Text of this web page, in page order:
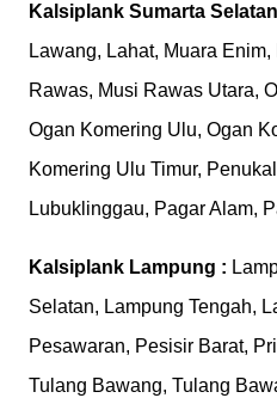
Kalsiplank Sumarta
Lawang, Lahat, Muara
Rawas, Musi Rawas Utara,
Ogan Komering Ulu, Ogan
Komering Ulu Timur,
Lubuklinggau, Pagar Alam,
Kalsiplank Lampung :
Selatan, Lampung Tengah,
Pesawaran, Pesisir Barat,
Tulang Bawang, Tulang